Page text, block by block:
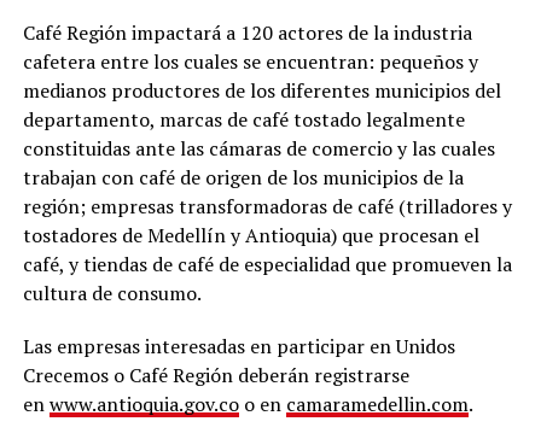
Café Región impactará a 120 actores de la industria
cafetera entre los cuales se encuentran: pequeños y
medianos productores de los diferentes municipios del
departamento, marcas de café tostado legalmente
constituidas ante las cámaras de comercio y las cuales
trabajan con café de origen de los municipios de la
región; empresas transformadoras de café (trilladores y
tostadores de Medellín y Antioquia) que procesan el
café, y tiendas de café de especialidad que promueven la
cultura de consumo.
Las empresas interesadas en participar en Unidos
Crecemos o Café Región deberán registrarse
enwww.antioquia.gov.coo en camaramedellin.com.